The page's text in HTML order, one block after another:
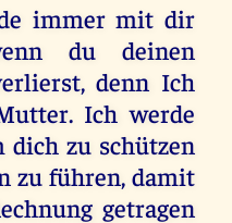
immer mit dir
du deinen
denn Ich
Ich werde
zu schützen
zu führen, damit
getragen